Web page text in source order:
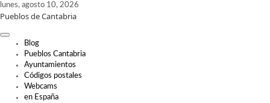
Skip
to
lunes, agosto 10, 2026
Pueblos de Cantabria
Blog
Pueblos Cantabria
Ayuntamientos
Códigos postales
Webcams
en España